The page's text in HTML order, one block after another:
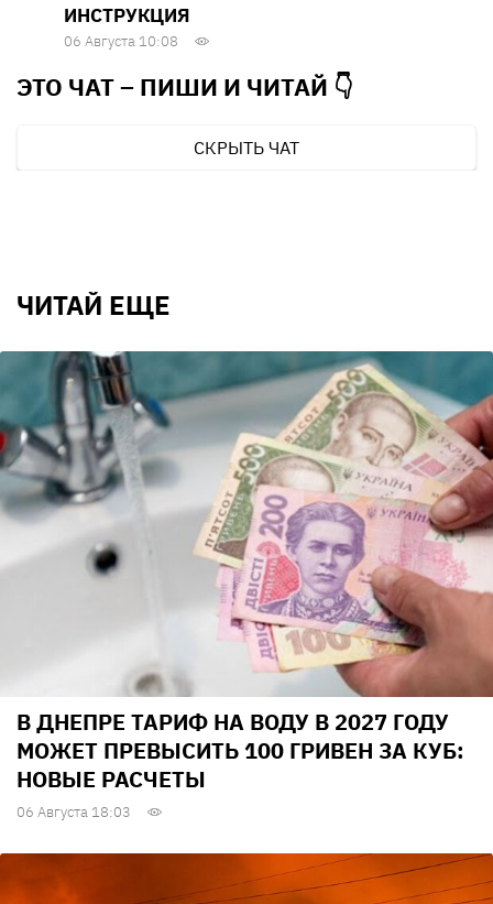
ИНСТРУКЦИЯ
06 Августа 10:08
ЭТО ЧАТ – ПИШИ И ЧИТАЙ 👇
СКРЫТЬ ЧАТ
ЧИТАЙ ЕЩЕ
В ДНЕПРЕ ТАРИФ НА ВОДУ В 2027 ГОДУ
МОЖЕТ ПРЕВЫСИТЬ 100 ГРИВЕН ЗА КУБ:
НОВЫЕ РАСЧЕТЫ
06 Августа 18:03